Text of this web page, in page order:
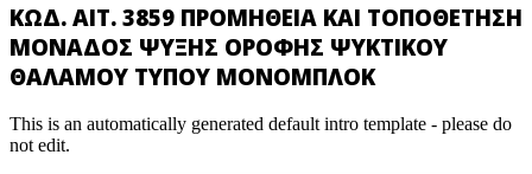
ΚΩΔ. ΑΙΤ. 3859 ΠΡΟΜΗΘΕΙΑ ΚΑΙ ΤΟΠΟΘΕΤΗΣΗ
ΜΟΝΑΔΟΣ ΨΥΞΗΣ ΟΡΟΦΗΣ ΨΥΚΤΙΚΟΥ
ΘΑΛΑΜΟΥ ΤΥΠΟΥ ΜΟΝΟΜΠΛΟΚ
This is an automatically generated default intro template - please do
not edit.